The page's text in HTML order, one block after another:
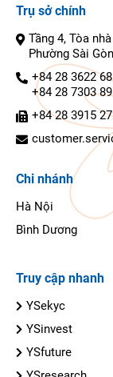
Trụ sở chính
Tầng 4, Tòa
Phường Sài
+84 28 3622
+84 28 7303
+84 28 3915
Chi nhánh
Hà Nội
Bình Dương
Truy cập nhanh
YSekyc
YSinvest
YSfuture